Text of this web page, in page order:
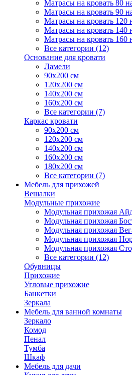
Матрасы на кровать 80
Матрасы на кровать 90
Матрасы на кровать 120
Матрасы на кровать 140
Матрасы на кровать 160
Все категории (12)
Основание для кровати
Ламели
90х200 см
120х200 см
140х200 см
160х200 см
Все категории (7)
Каркас кровати
90х200 см
120х200 см
140х200 см
160х200 см
180х200 см
Все категории (7)
Мебель для прихожей
Вешалки
Модульные прихожие
Модульная прихожая
Модульная прихожая
Модульная прихожая
Модульная прихожая
Модульная прихожая
Все категории (12)
Обувницы
Прихожие
Угловые прихожие
Банкетки
Зеркала
Мебель для ванной комнаты
Зеркало
Комод
Пенал
Тумба
Шкаф
Мебель для дачи